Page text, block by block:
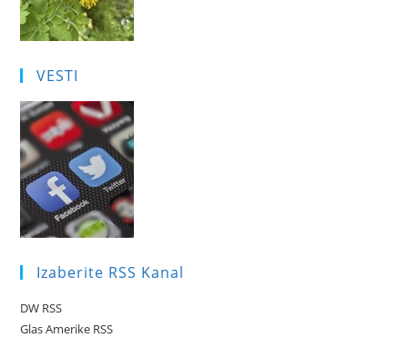
VESTI
Izaberite RSS Kanal
DW RSS
Glas Amerike RSS